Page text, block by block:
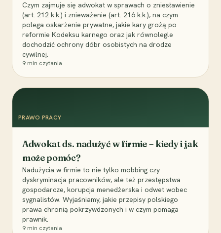
Czym zajmuje się adwokat w sprawach o zniesławienie
(art. 212 k.k.) i znieważenie (art. 216 k.k.), na czym
polega oskarżenie prywatne, jakie kary grożą po
reformie Kodeksu karnego oraz jak równolegle
dochodzić ochrony dóbr osobistych na drodze
cywilnej.
9 min czytania
PRAWO PRACY
Adwokat ds. nadużyć w firmie – kiedy i jak
może pomóc?
Nadużycia w firmie to nie tylko mobbing czy
dyskryminacja pracowników, ale też przestępstwa
gospodarcze, korupcja menedżerska i odwet wobec
sygnalistów. Wyjaśniamy, jakie przepisy polskiego
prawa chronią pokrzywdzonych i w czym pomaga
prawnik.
9 min czytania